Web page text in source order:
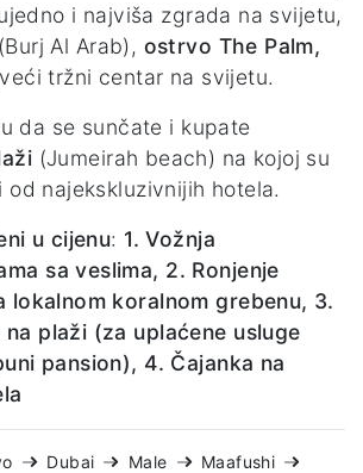
i najviša zgrada na svijetu,
(Burj Al Arab), ostrvo The Palm,
tržni centar na svijetu.
da se sunčate i kupate
(Jumeirah beach) na kojoj su
od najekskluzivnijih hotela.
u cijenu: 1. Vožnja
sa veslima, 2. Ronjenje
lokalnom koralnom grebenu, 3.
plaži (za uplaćene usluge
pansion), 4. Čajanka na
Dubai Male
Maafushi